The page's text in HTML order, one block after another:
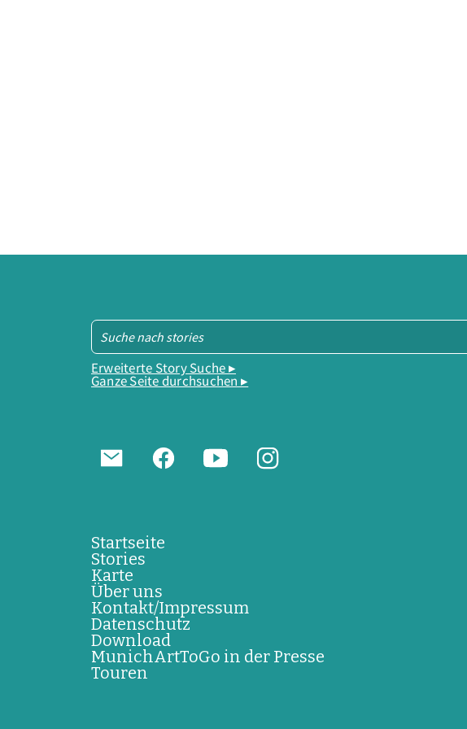
Erweiterte Story Suche ▸
Ganze Seite durchsuchen ▸
Startseite
Stories
Karte
Über uns
Kontakt/Impressum
Datenschutz
Download
MunichArtToGo in der Presse
Touren